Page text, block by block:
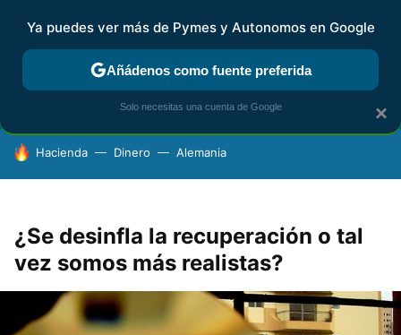
FISCALIDAD Y CONTABILIDAD KIT DIGITAL RENTA
HOY SE HABLA DE
Hacienda Dinero Alemania
¿Se desinfla la recuperación o tal
vez somos más realistas?
×
Ya puedes ver más de Pymes y Autonomos en Google
Añádenos como fuente preferida
Solo necesitas una cuenta de Google